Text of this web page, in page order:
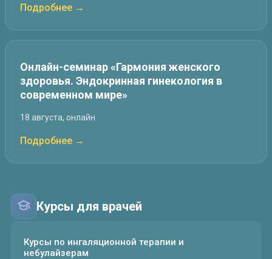
Подробнее →
Онлайн-семинар «Гармония женского
здоровья. Эндокринная гинекология в
современном мире»
18 августа, онлайн
Подробнее →
Курсы для врачей
Курсы по ингаляционной терапии и
небулайзерам